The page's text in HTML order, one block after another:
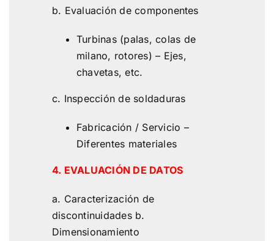
b. Evaluación de componentes
Turbinas (palas, colas de
milano, rotores) – Ejes,
chavetas, etc.
c. Inspección de soldaduras
Fabricación / Servicio –
Diferentes materiales
4. EVALUACIÓN DE DATOS
a. Caracterización de
discontinuidades b.
Dimensionamiento